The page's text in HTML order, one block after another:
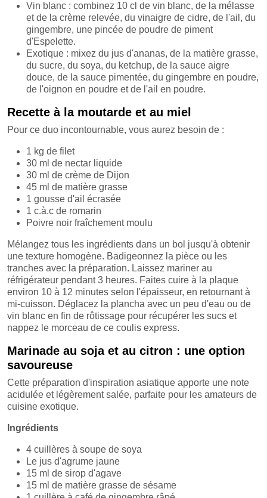
Vin blanc : combinez 10 cl de vin blanc, de la mélasse
et de la crème relevée, du vinaigre de cidre, de l'ail, du
gingembre, une pincée de poudre de piment
d'Espelette.
Exotique : mixez du jus d'ananas, de la matière grasse,
du sucre, du soya, du ketchup, de la sauce aigre
douce, de la sauce pimentée, du gingembre en poudre,
de l'oignon en poudre et de l'ail en poudre.
Recette à la moutarde et au miel
Pour ce duo incontournable, vous aurez besoin de :
1 kg de filet
30 ml de nectar liquide
30 ml de crème de Dijon
45 ml de matière grasse
1 gousse d'ail écrasée
1 c.à.c de romarin
Poivre noir fraîchement moulu
Mélangez tous les ingrédients dans un bol jusqu'à obtenir
une texture homogène. Badigeonnez la pièce ou les
tranches avec la préparation. Laissez mariner au
réfrigérateur pendant 3 heures. Faites cuire à la plaque
environ 10 à 12 minutes selon l'épaisseur, en retournant à
mi-cuisson. Déglacez la plancha avec un peu d'eau ou de
vin blanc en fin de rôtissage pour récupérer les sucs et
nappez le morceau de ce coulis express.
Marinade au soja et au citron : une option
savoureuse
Cette préparation d'inspiration asiatique apporte une note
acidulée et légèrement salée, parfaite pour les amateurs de
cuisine exotique.
Ingrédients
4 cuillères à soupe de soya
Le jus d'agrume jaune
15 ml de sirop d'agave
15 ml de matière grasse de sésame